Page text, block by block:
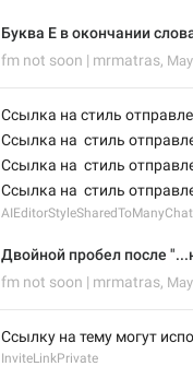
Буква Е в окончании
fm not soon | mrmatras,
Ссылка на стиль
Ссылка на  стиль
Ссылка на  стиль
Ссылка на  стиль
Двойной пробел после
fm not soon | mrmatras,
Cсылку на тему могут
InviteLinkPrivate